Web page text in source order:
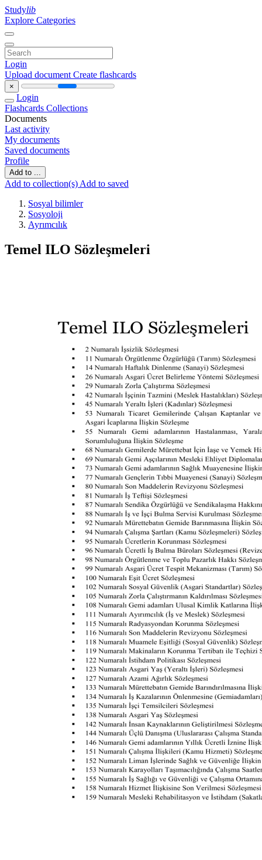
Studylib
Explore Categories
Login
Upload document Create flashcards
×
Login
Flashcards Collections
Documents
Last activity
My documents
Saved documents
Profile
Add to ...
Add to collection(s) Add to saved
Sosyal bilimler
Sosyoloji
Ayrımcılık
Temel ILO Sözleşmeleri